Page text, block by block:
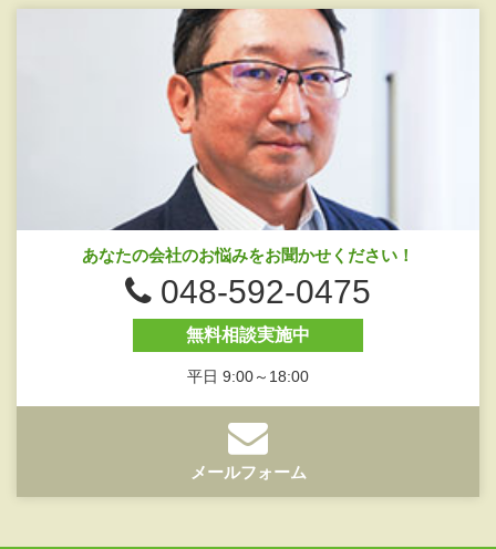
あなたの会社のお悩みをお聞かせください！
048-592-0475
無料相談実施中
平日 9:00～18:00
メールフォーム